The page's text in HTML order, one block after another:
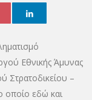
Εθνικής Άμυνας
Στρατοδικείου –
οποίο εδώ και